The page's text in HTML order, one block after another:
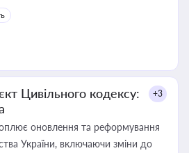
Цивільного кодексу:
+3
оновлення та реформування
України, включаючи зміни до